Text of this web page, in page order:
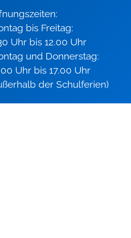
bis Freitag:
Uhr bis 12.00 Uhr
und Donnerstag:
Uhr bis 17.00 Uhr
der Schulferien)